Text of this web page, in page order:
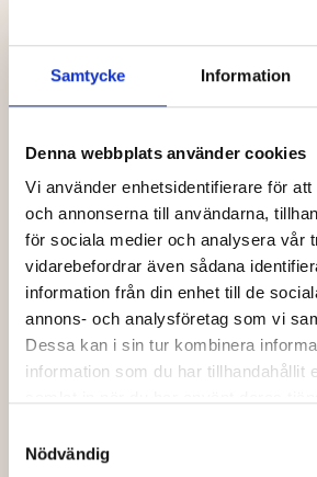
Samtycke Information
Denna webbplats använder cookies
Vi använder enhetsidentifierare för
och annonserna till användarna,
för sociala medier och analysera vår
vidarebefordrar även sådana
information från din enhet till de
annons- och analysföretag som vi
Dessa kan i sin tur kombinera
information som du har tillhandahållit
Nödvändig
INGA SCHEMALAGDA
Prenumerera på nyhetsbrevet
Förnamn
Efternamn
Din e-post
Jag har läst och godkänner Bio